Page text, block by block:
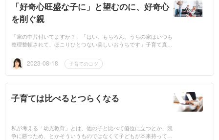
「好奇心旺盛な子に」と望むのに、好奇心
を削ぐ親
「家の中片付いてますか？」「はい。もちろん、うちの家はいつも
整理整頓されて、ほこりひとつない美しいおうちです」子育て真っ
ど...
2023-08-18 子育てのコツ
子育ては比べるとつらくなる
私が考える「幼児教育」とは、他の子と比べて優位に立つとか、競
争に勝つため、とかそういうものではなくて子どもが本来持って生